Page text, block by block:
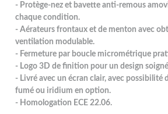
- Protège-nez et bavette anti-remous
chaque condition.
- Aérateurs frontaux et de menton avec
ventilation modulable.
- Fermeture par boucle micrométrique
- Logo 3D de finition pour un design
- Livré avec un écran clair, avec possibilité
fumé ou iridium en option.
- Homologation ECE 22.06.